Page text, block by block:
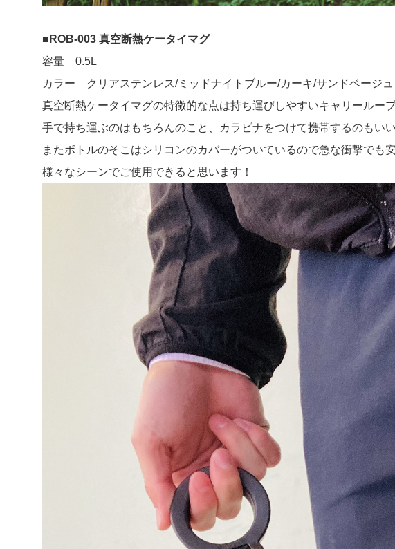
■ ROB-003 真空断熱ケータイマグ
容量 0.5L
カラー クリアステンレス/ミッドナイトブルー/カーキ/サンドベージュ
真空断熱ケータイマグの特徴的な点は持ち運びしやすいキャリールー
手で持ち運ぶのはもちろんのこと、カラビナをつけて携帯するのもい
またボトルのそこはシリコンのカバーがついているので急な衝撃でも
様々なシーンでご使用できると思います！